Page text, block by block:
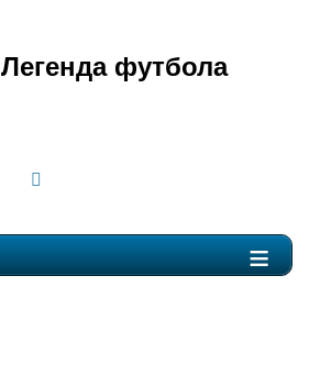
Легенда футбола
≡